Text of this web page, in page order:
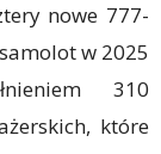
nowe 777-
w 2025
310
które